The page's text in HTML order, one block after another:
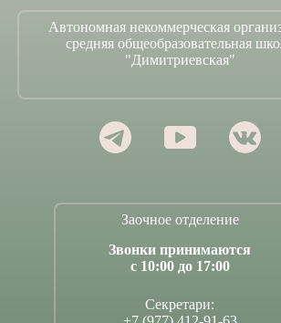
Автономная некоммерческая
средняя общеобразовательная
"Димитриевская"
Заочное отделение
Звонки принимаются
с 10:00 до 17:00
Секретари: